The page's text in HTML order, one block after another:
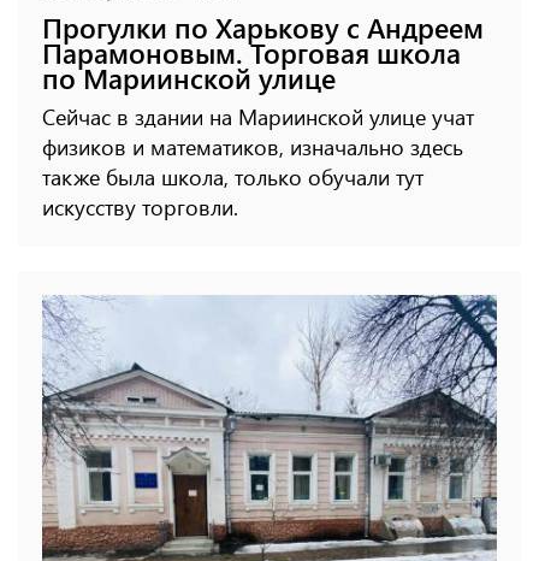
Прогулки по Харькову с Андреем
Парамоновым. Торговая школа
по Мариинской улице
Сейчас в здании на Мариинской улице учат
физиков и математиков, изначально здесь
также была школа, только обучали тут
искусству торговли.